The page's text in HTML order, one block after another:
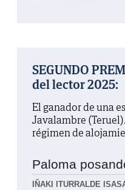
SEGUNDO
del lector 2025:
El ganador de una
Javalambre
régimen de
Paloma
IÑAKI ITURRALDE